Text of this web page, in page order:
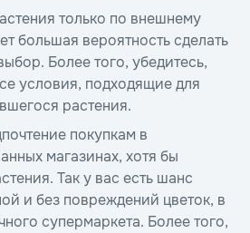
только по внешнему
большая вероятность сделать
Более того, убедитесь,
условия, подходящие для
растения.
покупкам в
магазинах, хотя бы
Так у вас есть шанс
и без повреждений цветок, в
супермаркета. Более того,